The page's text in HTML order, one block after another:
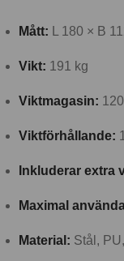
Mått: L 180 × B
Vikt: 191 kg
Viktmagasin:
Viktförhållande:
Inkluderar extra
Maximal
Material: Stål,